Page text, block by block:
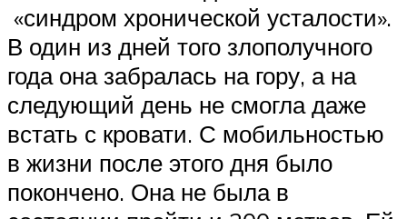
«синдром хронической усталости».
В один из дней того злополучного
года она забралась на гору, а на
следующий день не смогла даже
встать с кровати. С мобильностью
в жизни после этого дня было
покончено. Она не была в